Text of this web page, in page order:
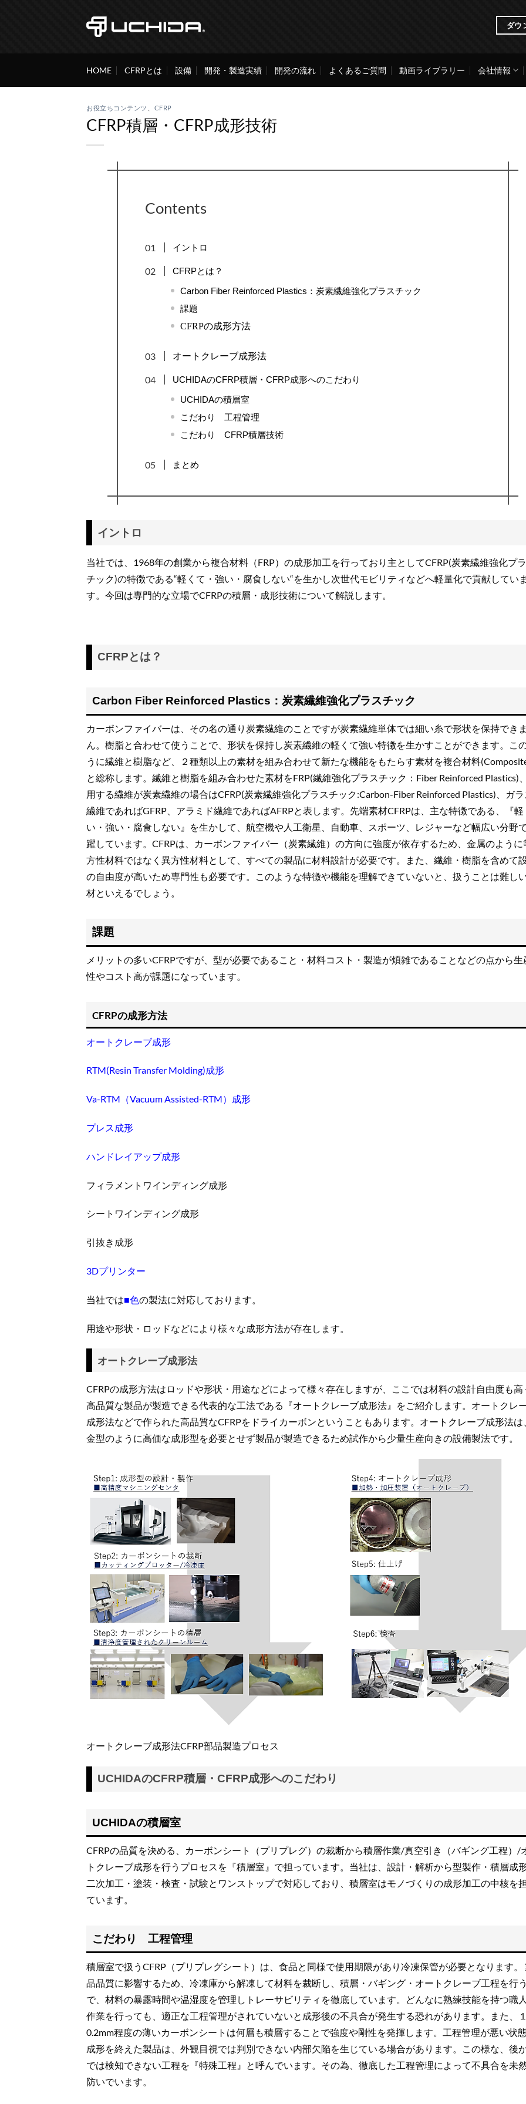
ダウ
HOME CFRPとは 設備 開発・製造実績 開発の流れ よくあるご質問 動画ライブラリー 会社情報
お役立ちコンテンツ CFRP
CFRP積層・CFRP成形技術
Contents
イントロ
CFRPとは？
Carbon Fiber Reinforced Plastics：炭素繊維強化プラスチック
課題
CFRPの成形方法
オートクレーブ成形法
UCHIDAのCFRP積層・CFRP成形へのこだわり
UCHIDAの積層室
こだわり 工程管理
こだわり CFRP積層技術
まとめ
イントロ
当社では、1968年の創業から複合材料（FRP）の成形加工を行っており主としてCFRP(炭素繊維強化プ
チック)の特徴である“軽くて・強い・腐食しない“を生かし次世代モビリティなどへ軽量化で貢献していま
す。今回は専門的な立場でCFRPの積層・成形技術について解説します。
CFRPとは？
Carbon Fiber Reinforced Plastics：炭素繊維強化プラスチック
カーボンファイバーは、その名の通り炭素繊維のことですが炭素繊維単体では細い糸で形状を保持でき
ん。樹脂と合わせて使うことで、形状を保持し炭素繊維の軽くて強い特徴を生かすことができます。こ
うに繊維と樹脂など、２種類以上の素材を組み合わせて新たな機能をもたらす素材を複合材料
と総称します。繊維と樹脂を組み合わせた素材をFRP(繊維強化プラスチック：Fiber Reinforced Plastics)
用する繊維が炭素繊維の場合はCFRP(炭素繊維強化プラスチック:Carbon-Fiber Reinforced Plastics)、ガラ
繊維であればGFRP、アラミド繊維であればAFRPと表します。先端素材CFRPは、主な特徴である、『軽
い・強い・腐食しない』を生かして、航空機や人工衛星、自動車、スポーツ、レジャーなど幅広い分野
躍しています。CFRPは、カーボンファイバー（炭素繊維）の方向に強度が依存するため、金属のように
方性材料ではなく異方性材料として、すべての製品に材料設計が必要です。また、繊維・樹脂を含めて
の自由度が高いため専門性も必要です。このような特徴や機能を理解できていないと、扱うことは難し
材といえるでしょう。
課題
メリットの多いCFRPですが、型が必要であること・材料コスト・製造が煩雑であることなどの点から生
性やコスト高が課題になっています。
CFRPの成形方法
オートクレーブ成形
RTM(Resin Transfer Molding)成形
Va-RTM（Vacuum Assisted-RTM）成形
プレス成形
ハンドレイアップ成形
フィラメントワインディング成形
シートワインディング成形
引抜き成形
3Dプリンター
当社では■色の製法に対応しております。
用途や形状・ロッドなどにより様々な成形方法が存在します。
オートクレーブ成形法
CFRPの成形方法はロッドや形状・用途などによって様々存在しますが、ここでは材料の設計自由度も高
高品質な製品が製造できる代表的な工法である『オートクレーブ成形法』をご紹介します。オートクレ
成形法などで作られた高品質なCFRPをドライカーボンということもあります。オートクレーブ成形法は
金型のように高価な成形型を必要とせず製品が製造できるため試作から少量生産向きの設備製法です。
オートクレーブ成形法CFRP部品製造プロセス
UCHIDAのCFRP積層・CFRP成形へのこだわり
UCHIDAの積層室
CFRPの品質を決める、カーボンシート（プリプレグ）の裁断から積層作業/真空引き（バギング工程）/
トクレーブ成形を行うプロセスを『積層室』で担っています。当社は、設計・解析から型製作・積層成
二次加工・塗装・検査・試験とワンストップで対応しており、積層室はモノづくりの成形加工の中核を
ています。
こだわり 工程管理
積層室で扱うCFRP（プリプレグシート）は、食品と同様で使用期限があり冷凍保管が必要となります。
品品質に影響するため、冷凍庫から解凍して材料を裁断し、積層・バギング・オートクレーブ工程を行
で、材料の暴露時間や温湿度を管理しトレーサビリティを徹底しています。どんなに熟練技能を持つ職
作業を行っても、適正な工程管理がされていないと成形後の不具合が発生する恐れがあります。また、
0.2mm程度の薄いカーボンシートは何層も積層することで強度や剛性を発揮します。工程管理が悪い状
成形を終えた製品は、外観目視では判別できない内部欠陥を生じている場合があります。この様な、後
では検知できない工程を『特殊工程』と呼んでいます。その為、徹底した工程管理によって不具合を未
防いでいます。